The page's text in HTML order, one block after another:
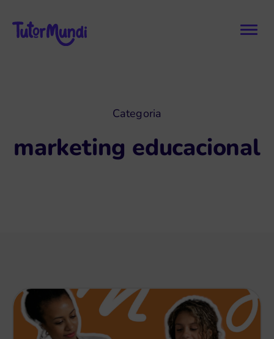
Categoria
marketing educacional